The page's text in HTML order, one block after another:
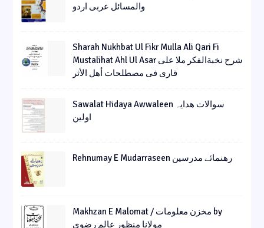
والمسائل عربی اردو
Sharah Nukhbat Ul Fikr Mulla Ali Qari Fi
Mustalihat Ahl Ul Asar شرح نخبةالفکر ملا علی
قاری فی مصطلحات أھل الأثر
Sawalat Hidaya Awwaleen سوالات ھدایہ
اولین
Rehnumay E Mudarraseen رهنمائے مدرسین
Makhzan E Malomat / مخزن معلومات by
مولانا منظور عالم رضوی